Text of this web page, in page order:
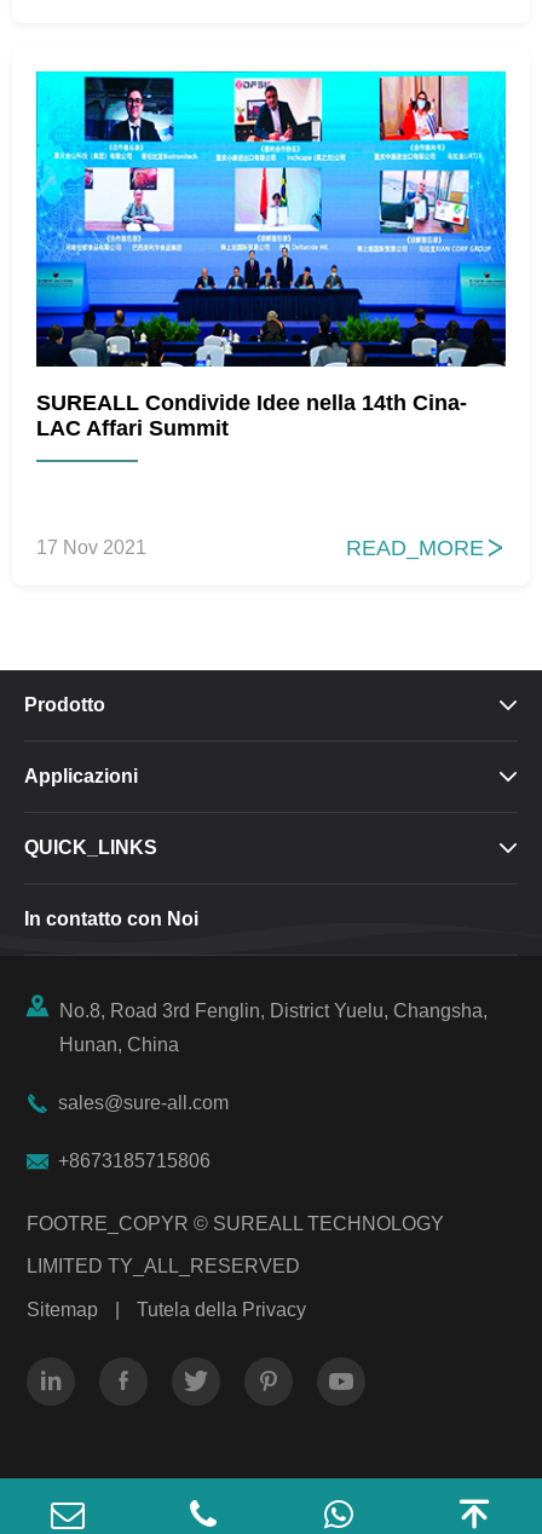
SUREALL Condivide Idee nella 14th Cina-
LAC Affari Summit
17 Nov 2021 READ_MORE 
Prodotto 
Applicazioni 
QUICK_LINKS 
In contatto con Noi

No.8, Road 3rd Fenglin, District Yuelu, Changsha,
Hunan, China
 sales@sure-all.com
 +8673185715806
FOOTRE_COPYR © SUREALL TECHNOLOGY
LIMITED TY_ALL_RESERVED
Sitemap Tutela della Privacy
    
